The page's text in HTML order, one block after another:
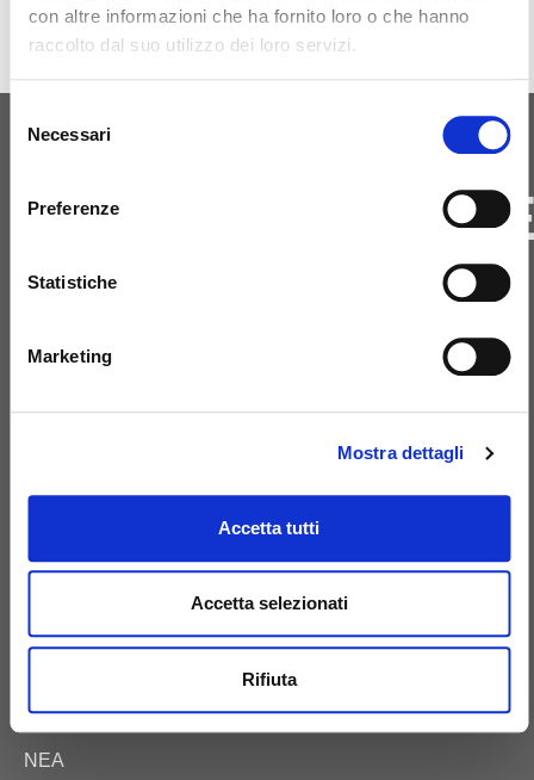
con altre informazioni che ha fornito loro o che hanno
raccolto dal suo utilizzo dei loro servizi.
delNecessari
Preferenze
Statistiche
Marketing
Mostra dettagli
Accetta tutti
Accetta selezionati
Rifiuta
ΜΑΖΙ ΜΑΣ
+39 081 506 2506
SS APPIA KM 192.500 – 81052
PIGNATARO MAGGIORE (CE)
ΨΗΦΙΑΚΌΣ ΚΑΤΆΛΟΓΟΣ
ΝΈΑ